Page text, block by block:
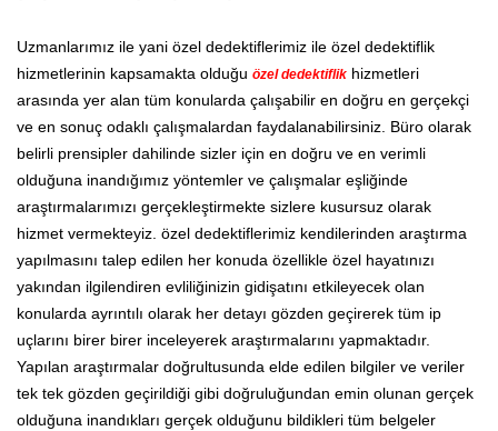
Uzmanlarımız ile yani özel dedektiflerimiz ile özel dedektiflik
hizmetlerinin kapsamakta olduğu özel dedektiflik hizmetleri
arasında yer alan tüm konularda çalışabilir en doğru en gerçekçi
ve en sonuç odaklı çalışmalardan faydalanabilirsiniz. Büro olarak
belirli prensipler dahilinde sizler için en doğru ve en verimli
olduğuna inandığımız yöntemler ve çalışmalar eşliğinde
araştırmalarımızı gerçekleştirmekte sizlere kusursuz olarak
hizmet vermekteyiz. özel dedektiflerimiz kendilerinden araştırma
yapılmasını talep edilen her konuda özellikle özel hayatınızı
yakından ilgilendiren evliliğinizin gidişatını etkileyecek olan
konularda ayrıntılı olarak her detayı gözden geçirerek tüm ip
uçlarını birer birer inceleyerek araştırmalarını yapmaktadır.
Yapılan araştırmalar doğrultusunda elde edilen bilgiler ve veriler
tek tek gözden geçirildiği gibi doğruluğundan emin olunan gerçek
olduğuna inandıkları gerçek olduğunu bildikleri tüm belgeler